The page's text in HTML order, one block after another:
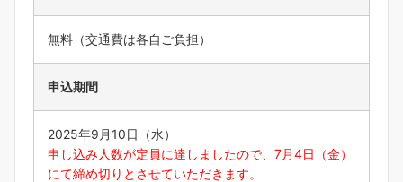
無料（交通費は各自ご負担）
申込期間
2025年9月10日（水）
申し込み人数が定員に達しましたので、7月4日（金）
にて締め切りとさせていただきます。